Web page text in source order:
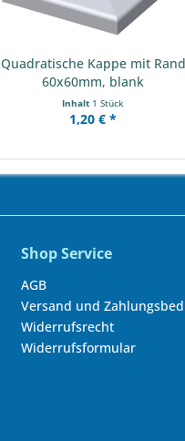
Quadratische Kappe mit Rand
60x60mm, blank
Inhalt 1 Stück
1,20 € *
Shop Service
AGB
Versand und
Widerrufsrecht
Widerrufsformular